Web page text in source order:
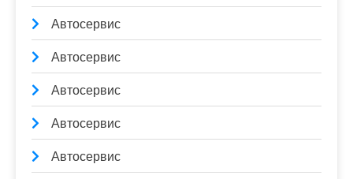
Автосервис
Автосервис
Автосервис
Автосервис
Автосервис